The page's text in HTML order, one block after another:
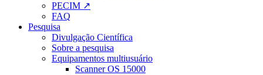
PECIM ↗
FAQ
Pesquisa
Divulgação Científica
Sobre a pesquisa
Equipamentos multiusuário
Scanner OS 15000